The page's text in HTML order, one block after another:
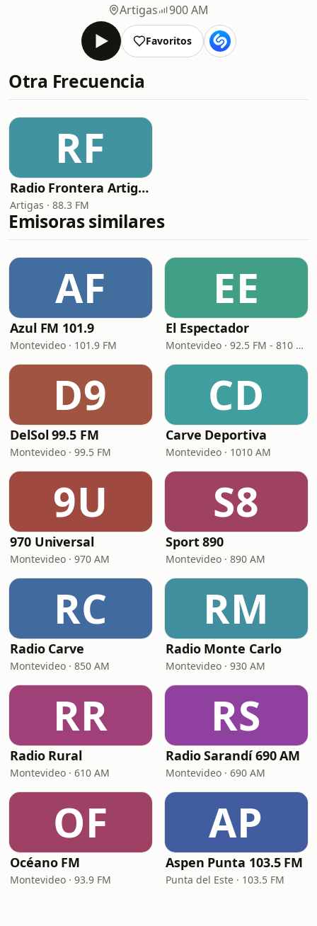
Artigas
900 AM
Favoritos
Otra Frecuencia
RF
Radio Frontera Artigas
Artigas · 88.3 FM
Emisoras similares
AF
Azul FM 101.9
Montevideo · 101.9 FM
EE
El Espectador
Montevideo · 92.5 FM - 810 AM
D9
DelSol 99.5 FM
Montevideo · 99.5 FM
CD
Carve Deportiva
Montevideo · 1010 AM
9U
970 Universal
Montevideo · 970 AM
S8
Sport 890
Montevideo · 890 AM
RC
Radio Carve
Montevideo · 850 AM
RM
Radio Monte Carlo
Montevideo · 930 AM
RR
Radio Rural
Montevideo · 610 AM
RS
Radio Sarandí 690 AM
Montevideo · 690 AM
OF
Océano FM
Montevideo · 93.9 FM
AP
Aspen Punta 103.5 FM
Punta del Este · 103.5 FM